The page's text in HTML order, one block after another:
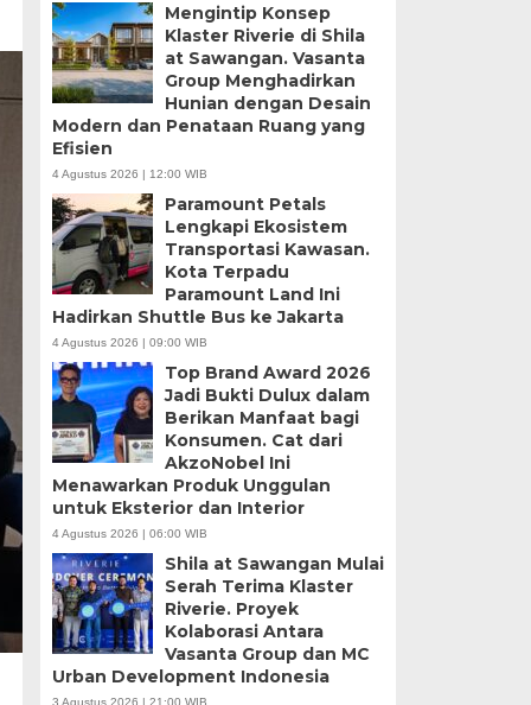
Mengintip Konsep
Klaster Riverie di Shila
at Sawangan. Vasanta
Group Menghadirkan
Hunian dengan Desain
Modern dan Penataan Ruang yang
Efisien
4 Agustus 2026 | 12:00 WIB
Paramount Petals
Lengkapi Ekosistem
Transportasi Kawasan.
Kota Terpadu
Paramount Land Ini
Hadirkan Shuttle Bus ke Jakarta
4 Agustus 2026 | 09:00 WIB
Top Brand Award 2026
Jadi Bukti Dulux dalam
Berikan Manfaat bagi
Konsumen. Cat dari
AkzoNobel Ini
Menawarkan Produk Unggulan
untuk Eksterior dan Interior
4 Agustus 2026 | 06:00 WIB
Shila at Sawangan Mulai
Serah Terima Klaster
Riverie. Proyek
Kolaborasi Antara
Vasanta Group dan MC
Urban Development Indonesia
3 Agustus 2026 | 21:00 WIB